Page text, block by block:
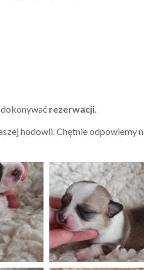
dokonywać rezerwacji.
hodowli. Chętnie odpowiemy